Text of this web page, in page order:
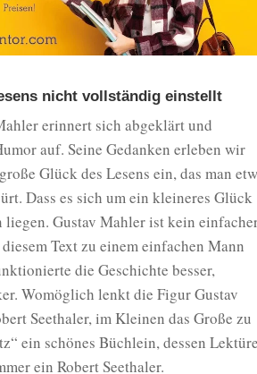
nicht vollständig einstellt
erinnert sich abgeklärt und
auf. Seine Gedanken erleben wir
Glück des Lesens ein, das man
Dass es sich um ein kleineres Glück
liegen. Gustav Mahler ist kein
Text zu einem einfachen Mann
die Geschichte besser,
Womöglich lenkt die Figur Gustav
Seethaler, im Kleinen das Große zu
ein schönes Büchlein, dessen Lektüre
ein Robert Seethaler.